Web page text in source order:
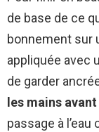
de base de ce
bonnement sur
appliquée avec
de garder
les mains
passage à